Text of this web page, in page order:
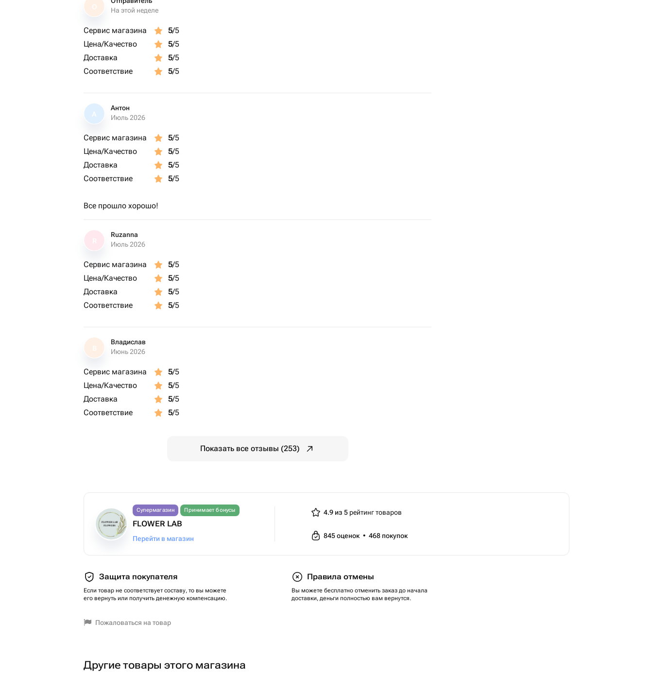
О
На этой неделе
Сервис магазина 5/5
Цена/Качество
5/5
Доставка
5/5
Соответствие
5/5
А
Антон
Июль 2026
Сервис магазина 5/5
Цена/Качество
5/5
Доставка
5/5
Соответствие
5/5
Все прошло хорошо!
Ruzanna
Июль 2026
Сервис магазина 5/5
Цена/Качество
5/5
Доставка
5/5
Соответствие
5/5
В
Владислав
Июнь 2026
Сервис магазина 5/5
Цена/Качество
5/5
Доставка
5/5
Соответствие
5/5
Показать все отзывы (253)
Супермагазин Принимает бонусы
FLOWER LAB
Перейти в магазин
4.9 из 5рейтинг товаров
845оценок • 468 покупок
Защита покупателя
Если товар не соответствует составу, то вы можете
его вернуть или получить денежную компенсацию.
Правила отмены
Вы можете бесплатно отменить заказ до начала
доставки, деньги полностью вам вернутся.
Пожаловаться на товар
Другие товары этого магазина